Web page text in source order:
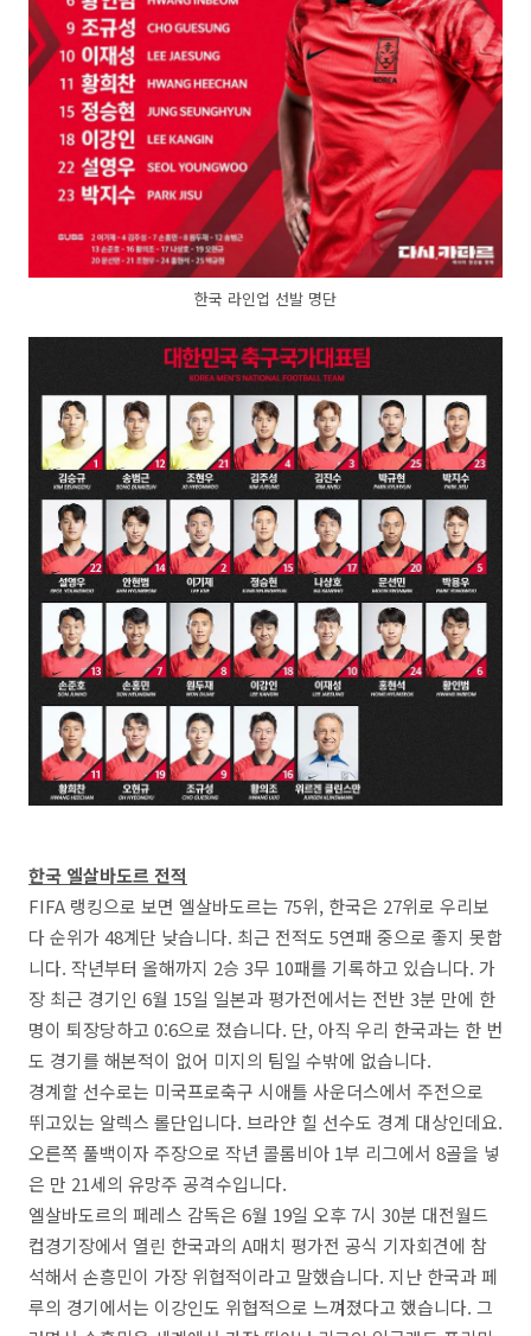
한국 라인업 선발 명단
한국 엘살바도르 전적
FIFA 랭킹으로 보면 엘살바도르는 75위, 한국은 27위로 우리보
다 순위가 48계단 낮습니다. 최근 전적도 5연패 중으로 좋지 못합
니다. 작년부터 올해까지 2승 3무 10패를 기록하고 있습니다. 가
장 최근 경기인 6월 15일 일본과 평가전에서는 전반 3분 만에 한
명이 퇴장당하고 0:6으로 졌습니다. 단, 아직 우리 한국과는 한 번
도 경기를 해본적이 없어 미지의 팀일 수밖에 없습니다.
경계할 선수로는 미국프로축구 시애틀 사운더스에서 주전으로
뛰고있는 알렉스 롤단입니다. 브라얀 힐 선수도 경계 대상인데요.
오른쪽 풀백이자 주장으로 작년 콜롬비아 1부 리그에서 8골을 넣
은 만 21세의 유망주 공격수입니다.
엘살바도르의 페레스 감독은 6월 19일 오후 7시 30분 대전월드
컵경기장에서 열린 한국과의 A매치 평가전 공식 기자회견에 참
석해서 손흥민이 가장 위협적이라고 말했습니다. 지난 한국과 페
루의 경기에서는 이강인도 위협적으로 느껴졌다고 했습니다. 그